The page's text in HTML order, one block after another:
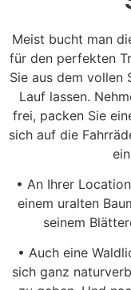
Meist bucht man
für den perfekten
Sie aus dem vollen
Lauf lassen.
frei, packen Sie
sich auf die
• An Ihrer
einem uralten
seinem
• Auch eine
sich ganz